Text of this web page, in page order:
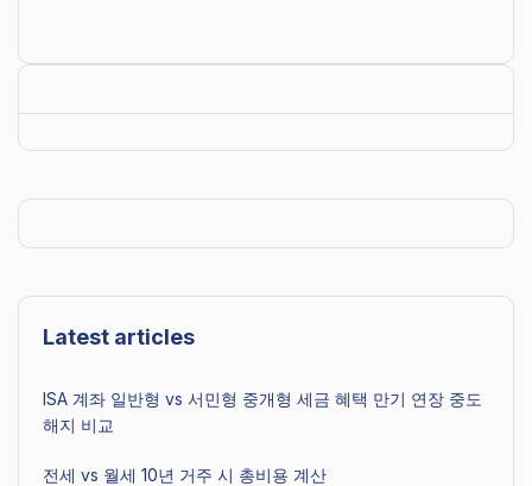
Latest articles
ISA 계좌 일반형 vs 서민형 중개형 세금 혜택 만기 연장 중도
해지 비교
전세 vs 월세 10년 거주 시 총비용 계산